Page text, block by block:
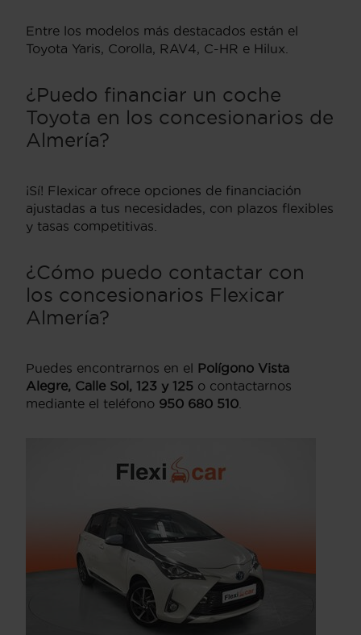
Entre los modelos más destacados están el
Toyota Yaris, Corolla, RAV4, C-HR e Hilux.
¿Puedo financiar un coche
Toyota en los concesionarios de
Almería?
¡Sí! Flexicar ofrece opciones de financiación
ajustadas a tus necesidades, con plazos flexibles
y tasas competitivas.
¿Cómo puedo contactar con
los concesionarios Flexicar
Almería?
Puedes encontrarnos en el Polígono Vista
Alegre, Calle Sol, 123 y 125 o contactarnos
mediante el teléfono 950 680 510